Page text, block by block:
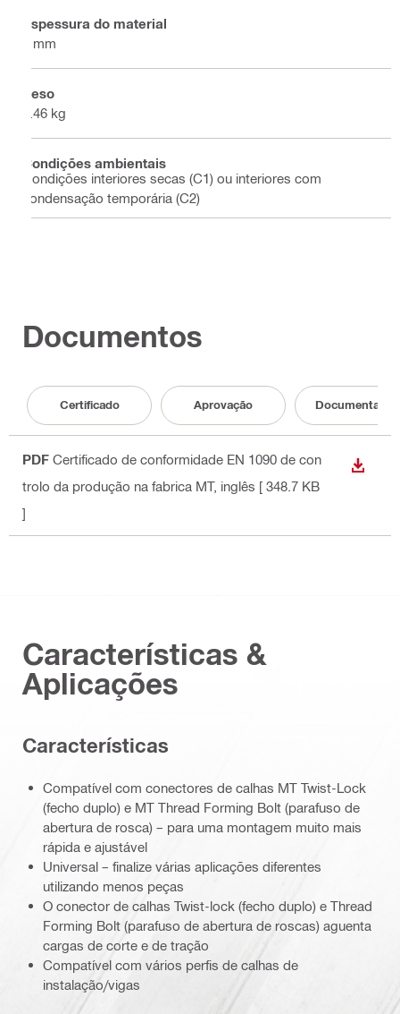
Espessura do material
4 mm
Peso
0.46 kg
Condições ambientais
Condições interiores secas (C1) ou interiores com
condensação temporária (C2)
Documentos
Certificado Aprovação Documentação
PDF Certificado de conformidade EN 1090 de con
trolo da produção na fabrica MT, inglês [ 348.7 KB
]
Características &
Aplicações
Características
Compatível com conectores de calhas MT Twist-Lock
(fecho duplo) e MT Thread Forming Bolt (parafuso de
abertura de rosca) – para uma montagem muito mais
rápida e ajustável
Universal – finalize várias aplicações diferentes
utilizando menos peças
O conector de calhas Twist-lock (fecho duplo) e Thread
Forming Bolt (parafuso de abertura de roscas) aguenta
cargas de corte e de tração
Compatível com vários perfis de calhas de
instalação/vigas